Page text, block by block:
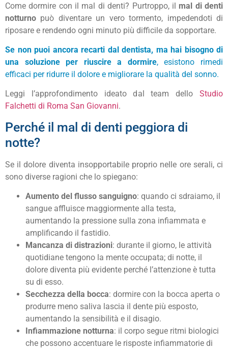
Come dormire con il mal di denti? Purtroppo, il mal di denti
notturno può diventare un vero tormento, impedendoti di
riposare e rendendo ogni minuto più difficile da sopportare.
Se non puoi ancora recarti dal dentista, ma hai bisogno di
una soluzione per riuscire a dormire, esistono rimedi
efficaci per ridurre il dolore e migliorare la qualità del sonno.
Leggi l’approfondimento ideato dal team dello Studio
Falchetti di Roma San Giovanni.
Perché il mal di denti peggiora di
notte?
Se il dolore diventa insopportabile proprio nelle ore serali, ci
sono diverse ragioni che lo spiegano:
Aumento del flusso sanguigno: quando ci sdraiamo, il
sangue affluisce maggiormente alla testa,
aumentando la pressione sulla zona infiammata e
amplificando il fastidio.
Mancanza di distrazioni: durante il giorno, le attività
quotidiane tengono la mente occupata; di notte, il
dolore diventa più evidente perché l’attenzione è tutta
su di esso.
Secchezza della bocca: dormire con la bocca aperta o
produrre meno saliva lascia il dente più esposto,
aumentando la sensibilità e il disagio.
Infiammazione notturna: il corpo segue ritmi biologici
che possono accentuare le risposte infiammatorie di